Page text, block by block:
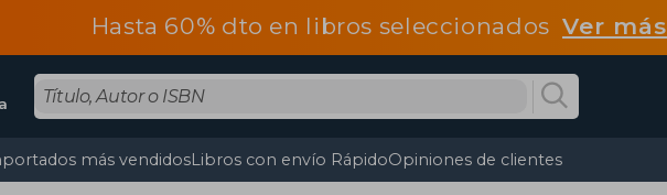
Hasta 60% dto en libros seleccionadosVer más
más vendidosLibros con envío RápidoOpiniones de clientes